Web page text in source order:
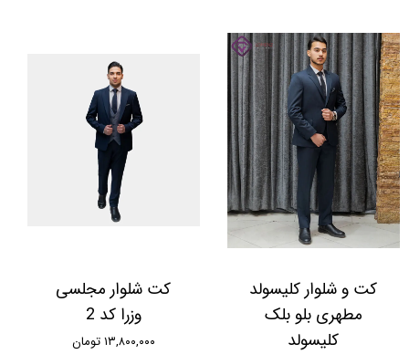
کت و شلوار کلیسولد
مطهری بلو بلک
کلیسولد
کت شلوار مجلسی
وزرا کد 2
۱۳,۸۰۰,۰۰۰ تومان